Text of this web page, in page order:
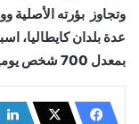
وتجاوز بؤرته
عدة بلدان كايطاليا،
بمعدل 700 شخص يوميا في البلدان الأكثر تضررا.